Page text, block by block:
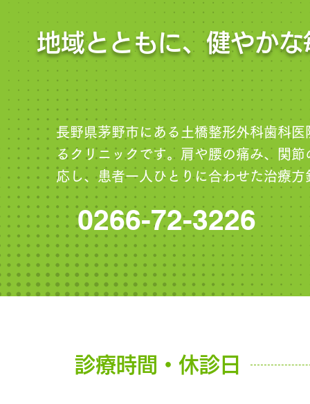
地域とともに、健やか
長野県茅野市にある土橋整形外科歯科
るクリニックです。肩や腰の痛み、関
応し、患者一人ひとりに合わせた治療
0266-72-3226
診療時間・休診日